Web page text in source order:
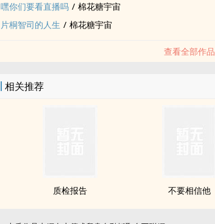
嘿你们要看直播吗 / 棉花糖宇宙
片桐智司的人生 / 棉花糖宇宙
查看全部作品
相关推荐
质检报告 不要相信他